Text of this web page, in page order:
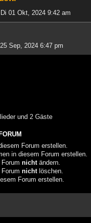
01 Okt, 2024 9:42 am
Sep, 2024 6:47 pm
und 2 Gäste
Forum erstellen.
in diesem Forum erstellen.
nicht ändern.
nicht löschen.
Forum erstellen.